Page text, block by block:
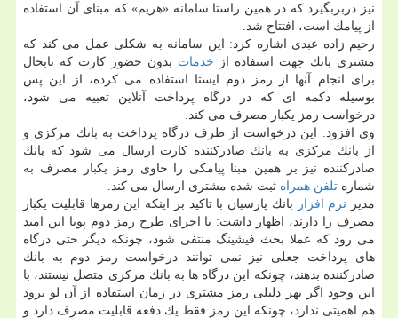
نیز دربربگیرد كه در همین راستا سامانه «هریم» كه مبنای آن استفاده
از پیامك است، افتتاح شد.
رحیم زاده عبدی اشاره كرد: این سامانه به شكلی عمل می كند كه
مشتری بانك جهت استفاده از خدمات بدون حضور كارت كه تابحال
برای انجام آنها از رمز دوم ایستا استفاده می كرده، از این پس
بوسیله دكمه ای كه در درگاه پرداخت آنلاین تعبیه می شود،
درخواست رمز یكبار مصرف می كند.
وی افزود: این درخواست از طرف درگاه پرداخت به بانك مركزی و
از بانك مركزی به بانك صادركننده كارت ارسال می شود كه بانك
صادركننده نیز بر همین مبنا پیامكی را حاوی رمز یكبار مصرف به
شماره تلفن همراه ثبت شده مشتری ارسال می كند.
مدیر نرم افزار
بانك پارسیان با تاكید بر اینكه این رمزها قابلیت یكبار
مصرف را دارند، اظهار داشت: با اجرای طرح رمز دوم پویا این امید
می رود كه عملا بحث فیشینگ منتفی شود، چونكه دیگر حتی درگاه
های پرداخت جعلی نیز نمی توانند درخواست رمز دوم به بانك
صادركننده بدهند، چونكه این درگاه ها به بانك مركزی متصل نیستند، با
این وجود اگر بهر دلیلی رمز مشتری در زمان استفاده از آن لو برود
هم اهمیتی ندارد، چونكه این رمز فقط یك دفعه قابلیت مصرف دارد و